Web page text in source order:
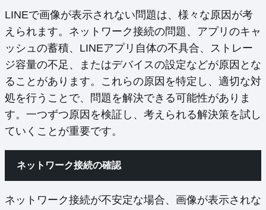
LINEで画像が表示されない問題は、様々な原因が考
えられます。ネットワーク接続の問題、アプリのキャ
ッシュの蓄積、LINEアプリ自体の不具合、ストレー
ジ容量の不足、またはデバイスの設定などが原因とな
ることがあります。これらの原因を特定し、適切な対
処を行うことで、問題を解決できる可能性がありま
す。一つずつ原因を検証し、考えられる解決策を試し
ていくことが重要です。
ネットワーク接続の確認
ネットワーク接続が不安定な場合、画像が表示されな